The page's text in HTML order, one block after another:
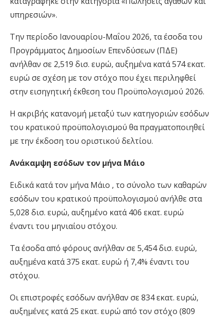
υπηρεσιών».
Την περίοδο Ιανουαρίου-Μαΐου 2026, τα έσοδα του
Προγράμματος Δημοσίων Επενδύσεων (ΠΔΕ)
ανήλθαν σε 2,519 δισ. ευρώ, αυξημένα κατά 574 εκατ.
ευρώ σε σχέση με τον στόχο που έχει περιληφθεί
στην εισηγητική έκθεση του Προϋπολογισμού 2026.
Η ακριβής κατανομή μεταξύ των κατηγοριών εσόδων
του κρατικού προϋπολογισμού θα πραγματοποιηθεί
με την έκδοση του οριστικού δελτίου.
Ανάκαμψη εσόδων τον μήνα Μάιο
Ειδικά κατά τον μήνα Μάιο , το σύνολο των καθαρών
εσόδων του κρατικού προϋπολογισμού ανήλθε στα
5,028 δισ. ευρώ, αυξημένο κατά 406 εκατ. ευρώ
έναντι του μηνιαίου στόχου.
Τα έσοδα από φόρους ανήλθαν σε 5,454 δισ. ευρώ,
αυξημένα κατά 375 εκατ. ευρώ ή 7,4% έναντι του
στόχου.
Οι επιστροφές εσόδων ανήλθαν σε 834 εκατ. ευρώ,
αυξημένες κατά 25 εκατ. ευρώ από τον στόχο (809